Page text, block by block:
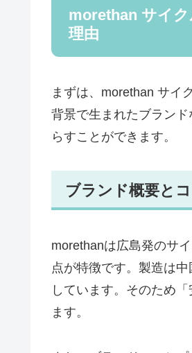
morethan サイ
理由
まずは、morethan サイ
背景で生まれたブラン
らすことができます。
ブランド概要と
morethanは広島発のサ
点が特徴です。製造は
しています。そのため
ます。